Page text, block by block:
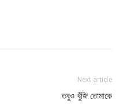
Next article
তবুও খুঁজি তোমাকে